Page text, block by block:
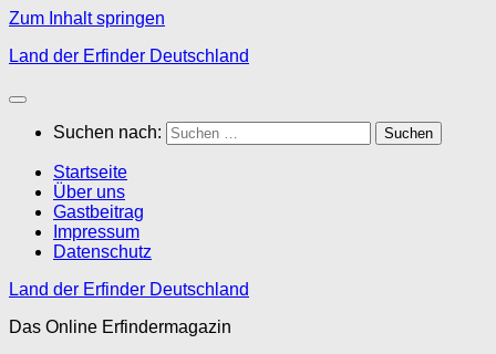
Zum Inhalt springen
Land der Erfinder Deutschland
Suchen nach:
Startseite
Über uns
Gastbeitrag
Impressum
Datenschutz
Land der Erfinder Deutschland
Das Online Erfindermagazin